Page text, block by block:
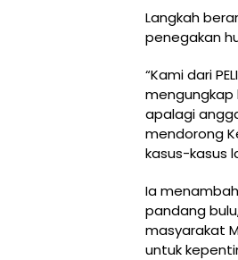
Langkah
penegakan
“Kami dari
mengungkap
apalagi
mendorong
kasus-kasus
Ia
pandang
masyarakat
untuk